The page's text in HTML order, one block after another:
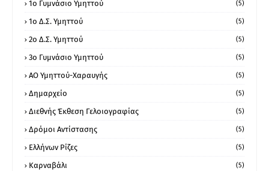
1ο Γυμνάσιο Υμηττού (5)
1ο Δ.Σ. Υμηττού (5)
2ο Δ.Σ. Υμηττού (5)
3ο Γυμνάσιο Υμηττού (5)
ΑΟ Υμηττού-Χαραυγής (5)
Δημαρχείο (5)
Διεθνής Έκθεση Γελοιογραφίας (5)
Δρόμοι Αντίστασης (5)
Ελλήνων Ρίζες (5)
Καρναβάλι (5)